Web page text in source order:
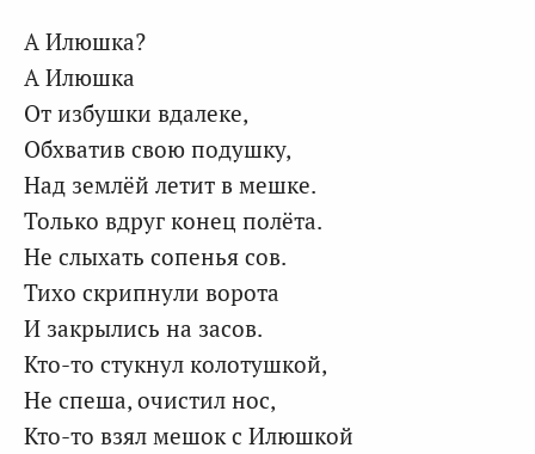
А Илюшка?
А Илюшка
От избушки вдалеке,
Обхватив свою подушку,
Над землёй летит в мешке.
Только вдруг конец полёта.
Не слыхать сопенья сов.
Тихо скрипнули ворота
И закрылись на засов.
Кто-то стукнул колотушкой,
Не спеша, очистил нос,
Кто-то взял мешок с Илюшкой